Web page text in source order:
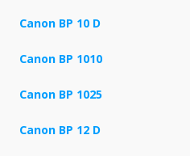
Canon BP 10 D
Canon BP 1010
Canon BP 1025
Canon BP 12 D